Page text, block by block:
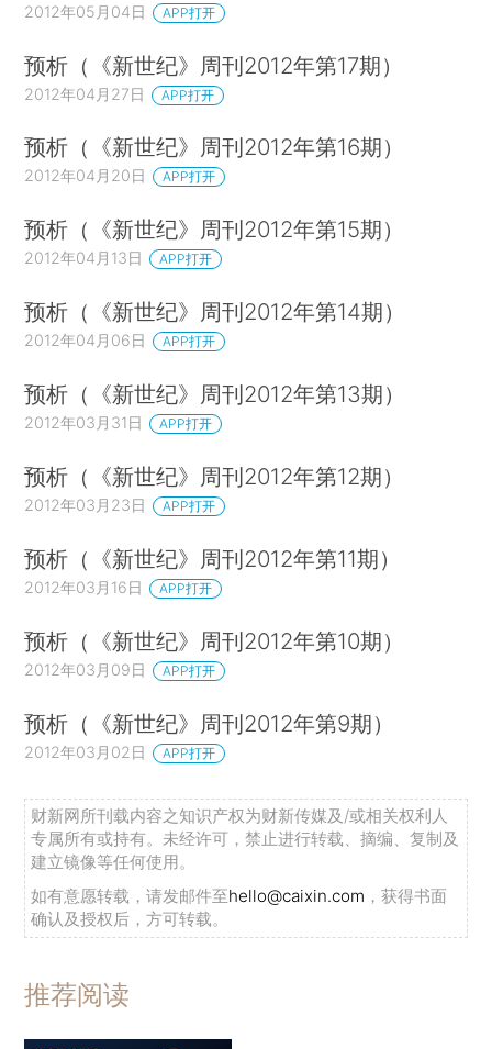
2012年05月04日 APP打开
预析（《新世纪》周刊2012年第17期）
2012年04月27日 APP打开
预析（《新世纪》周刊2012年第16期）
2012年04月20日 APP打开
预析（《新世纪》周刊2012年第15期）
2012年04月13日 APP打开
预析（《新世纪》周刊2012年第14期）
2012年04月06日 APP打开
预析（《新世纪》周刊2012年第13期）
2012年03月31日 APP打开
预析（《新世纪》周刊2012年第12期）
2012年03月23日 APP打开
预析（《新世纪》周刊2012年第11期）
2012年03月16日 APP打开
预析（《新世纪》周刊2012年第10期）
2012年03月09日 APP打开
预析（《新世纪》周刊2012年第9期）
2012年03月02日 APP打开
财新网所刊载内容之知识产权为财新传媒及/或相关权利人
专属所有或持有。未经许可，禁止进行转载、摘编、复制及
建立镜像等任何使用。
如有意愿转载，请发邮件至hello@caixin.com ，获得书面
确认及授权后，方可转载。
推荐阅读